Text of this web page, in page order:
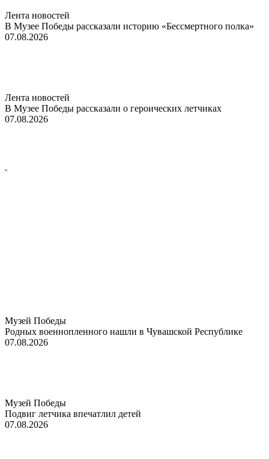
Лента новостей
В Музее Победы рассказали историю «Бессмертного полка»
07.08.2026
Лента новостей
В Музее Победы рассказали о героических летчиках
07.08.2026
Музей Победы
Родных военнопленного нашли в Чувашской Республике
07.08.2026
Музей Победы
Подвиг летчика впечатлил детей
07.08.2026